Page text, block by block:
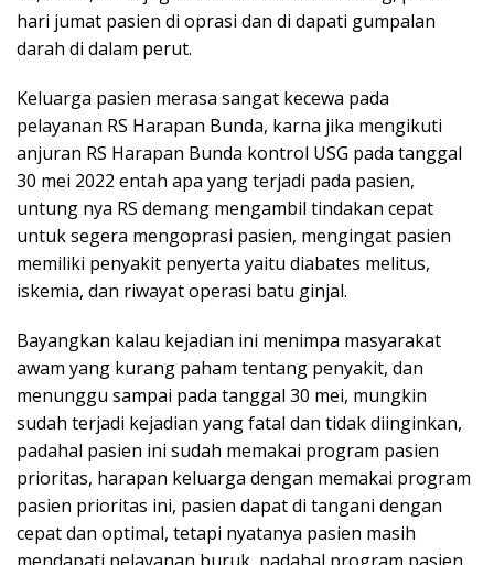
hari jumat pasien di oprasi dan di dapati gumpalan
darah di dalam perut.
Keluarga pasien merasa sangat kecewa pada
pelayanan RS Harapan Bunda, karna jika mengikuti
anjuran RS Harapan Bunda kontrol USG pada tanggal
30 mei 2022 entah apa yang terjadi pada pasien,
untung nya RS demang mengambil tindakan cepat
untuk segera mengoprasi pasien, mengingat pasien
memiliki penyakit penyerta yaitu diabates melitus,
iskemia, dan riwayat operasi batu ginjal.
Bayangkan kalau kejadian ini menimpa masyarakat
awam yang kurang paham tentang penyakit, dan
menunggu sampai pada tanggal 30 mei, mungkin
sudah terjadi kejadian yang fatal dan tidak diinginkan,
padahal pasien ini sudah memakai program pasien
prioritas, harapan keluarga dengan memakai program
pasien prioritas ini, pasien dapat di tangani dengan
cepat dan optimal, tetapi nyatanya pasien masih
mendapati pelayanan buruk, padahal program pasien